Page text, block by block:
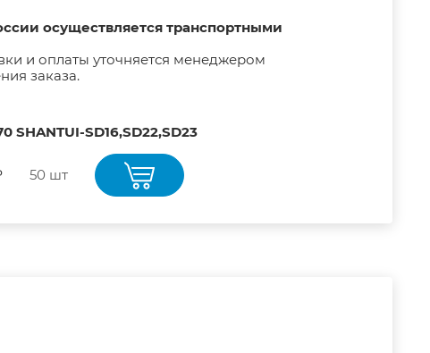
осуществляется транспортными
и оплаты уточняется менеджером
заказа.
SHANTUI-SD16,SD22,SD23
50 шт